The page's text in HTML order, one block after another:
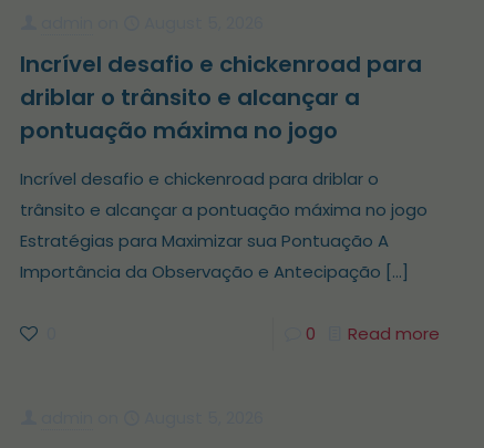
Incrível desafio e chickenroad para
driblar o trânsito e alcançar a
pontuação máxima no jogo
Incrível desafio e chickenroad para driblar o
trânsito e alcançar a pontuação máxima no jogo
Estratégias para Maximizar sua Pontuação A
Importância da Observação e Antecipação […]
0 Read more